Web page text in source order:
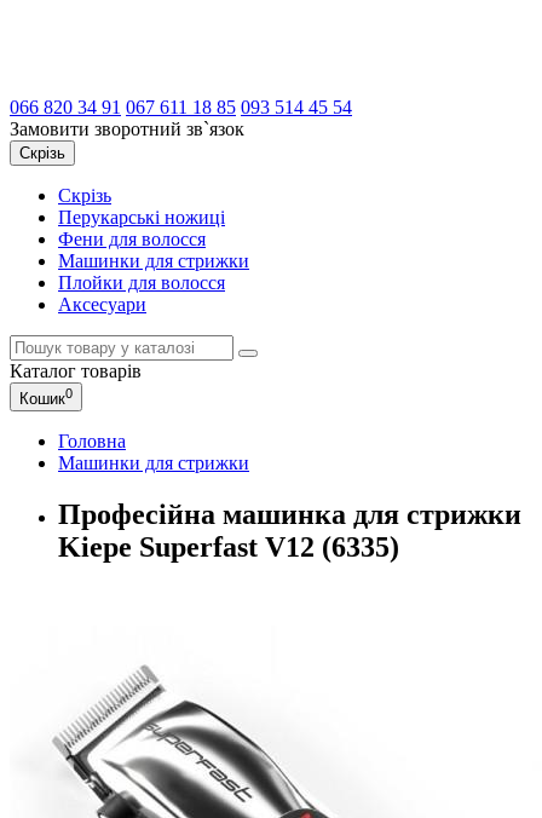
066 820 34 91 067 611 18 85 093 514 45 54
Замовити зворотний зв`язок
Скрізь
Скрізь
Перукарські ножиці
Фени для волосся
Машинки для стрижки
Плойки для волосся
Аксесуари
Каталог товарів
Кошик0
Головна
Машинки для стрижки
Професійна машинка для стрижки
Kiepe Superfast V12 (6335)